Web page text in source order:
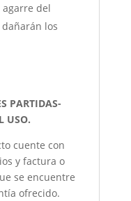
del
los
PARTIDAS-
USO.
cuente con
y factura o
se encuentre
ofrecido.